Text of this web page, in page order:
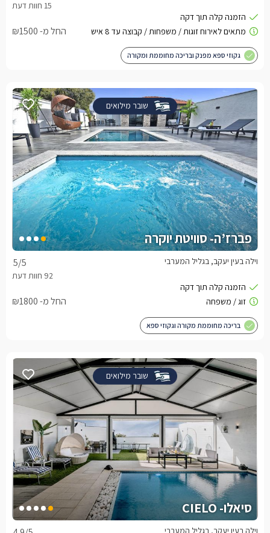
החל מ- ₪1500
גקוזי ספא מפנק ובריכה מחוממת ומקורה
שובר מילואים
פברז’ה- סוויטת יוקרה
5/5 וילה בעין יעקב, בגליל המערבי
החל מ- ₪1800
בריכה מחוממת מקורה וגקוזי ספא
שובר מילואים
סיאלו- CIELO
וילה בעין יעקב, בגליל המערבי